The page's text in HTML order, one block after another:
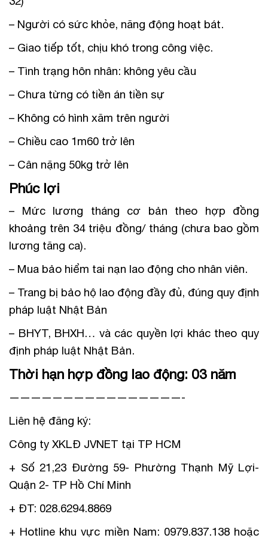
– Người có sức khỏe, năng động hoạt bát.
– Giao tiếp tốt, chịu khó trong công việc.
– Tình trạng hôn nhân: không yêu cầu
– Chưa từng có tiền án tiền sự
– Không có hình xăm trên người
– Chiều cao 1m60 trở lên
– Cân nặng 50kg trở lên
Phúc lợi
– Mức lương tháng cơ bản theo hợp đồng
khoảng trên 34 triệu đồng/ tháng (chưa bao gồm
lương tăng ca).
– Mua bảo hiểm tai nạn lao động cho nhân viên.
– Trang bị bảo hộ lao động đầy đủ, đúng quy định
pháp luật Nhật Bản
– BHYT, BHXH… và các quyền lợi khác theo quy
định pháp luật Nhật Bản.
Thời hạn hợp đồng lao động: 03 năm
————————————————-
Liên hệ đăng ký:
Công ty XKLĐ JVNET tại TP HCM
+ Số 21,23 Đường 59- Phường Thạnh Mỹ Lợi-
Quận 2- TP Hồ Chí Minh
+ ĐT: 028.6294.8869
+ Hotline khu vực miền Nam: 0979.837.138 hoặc